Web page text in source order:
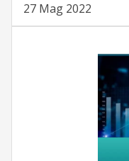
27 Mag 2022